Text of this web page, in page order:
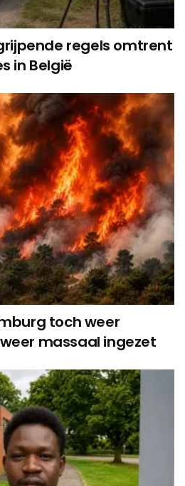
regels omtrent
in België
toch weer
massaal ingezet